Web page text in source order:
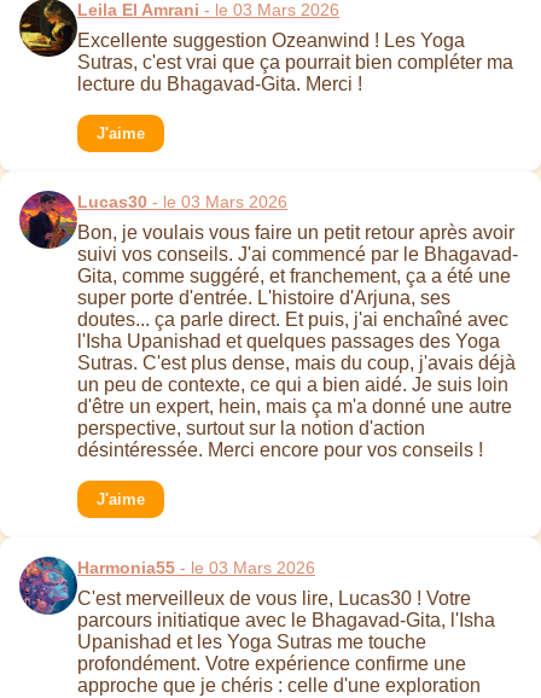
Leila El Amrani - le 03 Mars 2026
Excellente suggestion Ozeanwind ! Les Yoga
Sutras, c'est vrai que ça pourrait bien compléter ma
lecture du Bhagavad-Gita. Merci !
J'aime
Lucas30 - le 03 Mars 2026
Bon, je voulais vous faire un petit retour après avoir
suivi vos conseils. J'ai commencé par le Bhagavad-
Gita, comme suggéré, et franchement, ça a été une
super porte d'entrée. L'histoire d'Arjuna, ses
doutes... ça parle direct. Et puis, j'ai enchaîné avec
l'Isha Upanishad et quelques passages des Yoga
Sutras. C'est plus dense, mais du coup, j'avais déjà
un peu de contexte, ce qui a bien aidé. Je suis loin
d'être un expert, hein, mais ça m'a donné une autre
perspective, surtout sur la notion d'action
désintéressée. Merci encore pour vos conseils !
J'aime
Harmonia55 - le 03 Mars 2026
C'est merveilleux de vous lire, Lucas30 ! Votre
parcours initiatique avec le Bhagavad-Gita, l'Isha
Upanishad et les Yoga Sutras me touche
profondément. Votre expérience confirme une
approche que je chéris : celle d'une exploration